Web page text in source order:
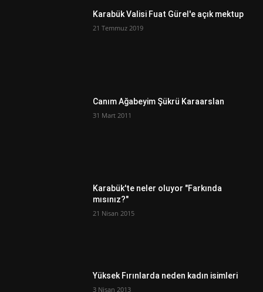
Karabük Valisi Fuat Gürel'e açık mektup
21 Temmuz 2019
Canım Ağabeyim Şükrü Karaarslan
31 Mart 2011
Karabük'te neler oluyor "Farkında
mısınız?"
21 Nisan 2015
Yüksek Fırınlarda neden kadın isimleri
3 Nisan 2013